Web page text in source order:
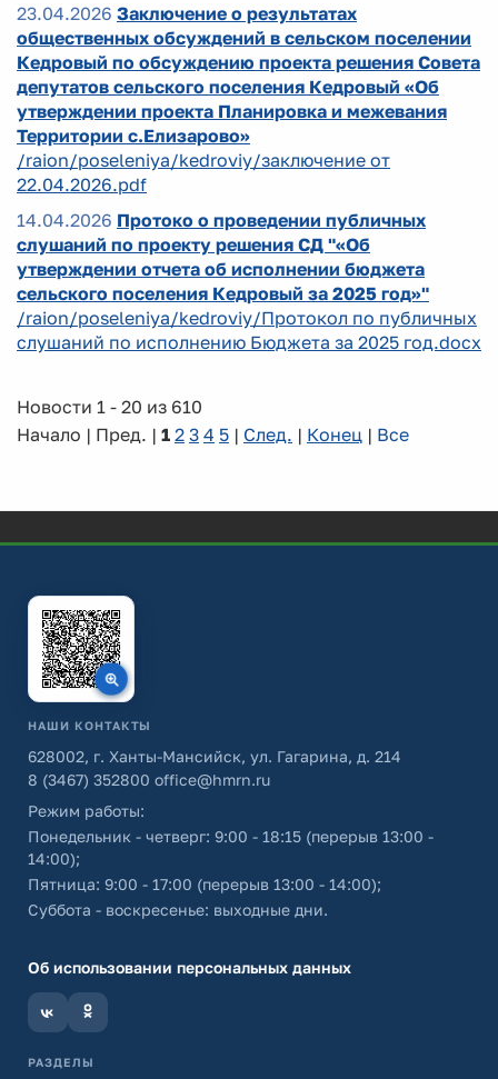
23.04.2026 Заключение о результатах
общественных обсуждений в сельском поселении
Кедровый по обсуждению проекта решения Совета
депутатов сельского поселения Кедровый «Об
утверждении проекта Планировка и межевания
Территории с.Елизарово»
/raion/poseleniya/kedroviy/заключение от
22.04.2026.pdf
14.04.2026 Протоко о проведении публичных
слушаний по проекту решения СД "«Об
утверждении отчета об исполнении бюджета
сельского поселения Кедровый за 2025 год»"
/raion/poseleniya/kedroviy/Протокол по публичных
слушаний по исполнению Бюджета за 2025 год.docx
Новости 1 - 20 из 610
Начало | Пред. | 1 2 3 4 5 | След. | Конец | Все
НАШИ КОНТАКТЫ
628002, г. Ханты-Мансийск, ул. Гагарина, д. 214
8 (3467) 352800 office@hmrn.ru
Режим работы:
Понедельник - четверг: 9:00 - 18:15 (перерыв 13:00 -
14:00);
Пятница: 9:00 - 17:00 (перерыв 13:00 - 14:00);
Суббота - воскресенье: выходные дни.
Об использовании персональных данных
РАЗДЕЛЫ